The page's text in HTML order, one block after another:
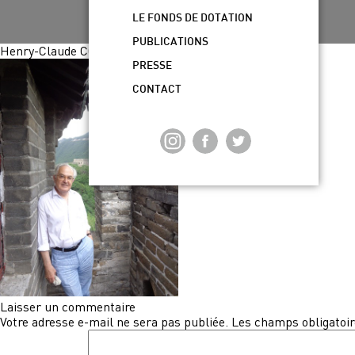
LE FONDS DE DOTATION
PUBLICATIONS
PRESSE
CONTACT
Henry-Claude COUSSEAU
Laisser un commentaire
Votre adresse e-mail ne sera pas publiée. Les champs